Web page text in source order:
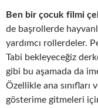
Ben bir çocuk filmi
de başrollerde
yardımcı rollerdeler.
Tabi bekleyeceğiz
gibi bu aşamada da
Özellikle ana sınıfları
gösterime gitmeleri